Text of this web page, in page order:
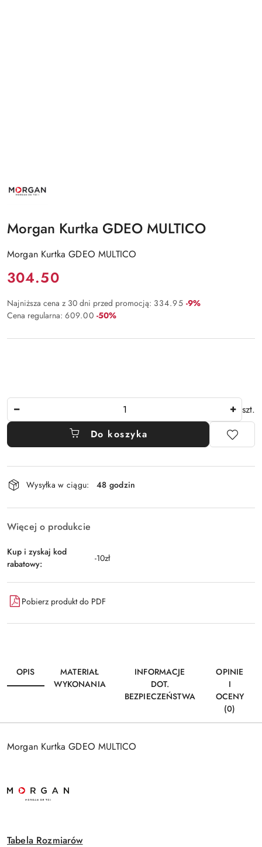
PRODUCENTA:
MORGAN
Morgan Kurtka GDEO MULTICO
Morgan Kurtka GDEO MULTICO
Cena:
304.50
Najniższa cena z 30 dni przed promocją: 334.95 Rabat:
-9%
Cena regularna: 609.00 Rabat:
-50%
szt.
Do koszyka
Dostępność
i
dostawa
Wysyłka w ciągu: 48 godzin
Więcej o produkcie
Kup i zyskaj kod
rabatowy:
-10zł
Pobierz produkt do PDF
OPIS
MATERIAŁ
WYKONANIA
INFORMACJE
DOT.
BEZPIECZEŃSTWA
OPINIE
I
OCENY
(0)
Morgan Kurtka GDEO MULTICO
Tabela Rozmiarów